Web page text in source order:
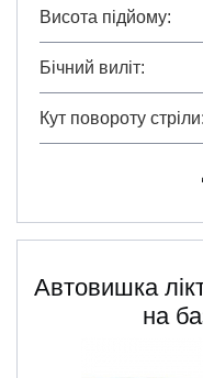
Висота підйому
Бічний виліт
Кут повороту стріли
Автовишка
на